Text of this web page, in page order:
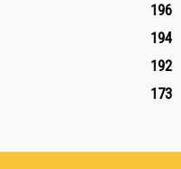
196
194
192
173